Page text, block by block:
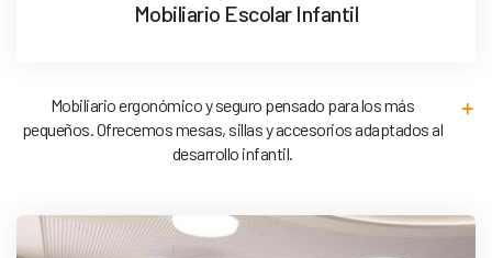
Mobiliario Escolar Infantil
Mobiliario ergonómico y seguro pensado para los más
pequeños. Ofrecemos mesas, sillas y accesorios adaptados al
desarrollo infantil.